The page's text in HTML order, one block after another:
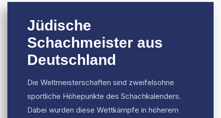
Jüdische
Schachmeister aus
Deutschland
Die Weltmeisterschaften sind zweifelsohne
sportliche Höhepunkte des Schachkalenders.
Dabei wurden diese Wettkämpfe in höherem